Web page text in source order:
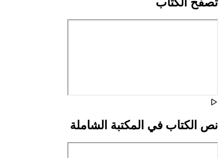
تصفح الكتاب
نص الكتاب في المكتبة الشاملة